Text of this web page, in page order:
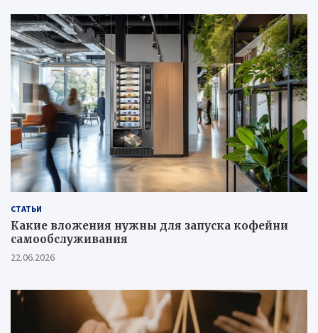
СТАТЬИ
Какие вложения нужны для запуска кофейни
самообслуживания
22.06.2026